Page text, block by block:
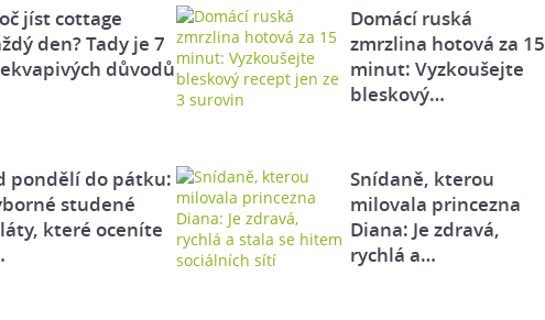
jíst cottage
den? Tady je 7
důvodů
Domácí ruská
zmrzlina hotová za 15
minut: Vyzkoušejte
bleskový…
pondělí do pátku:
studené
které oceníte
Snídaně, kterou
milovala princezna
Diana: Je zdravá,
rychlá a…